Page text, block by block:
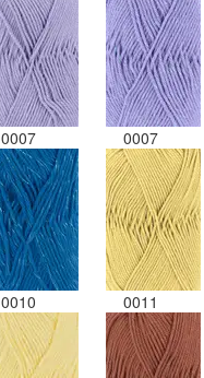
0007 0007
0010 0011